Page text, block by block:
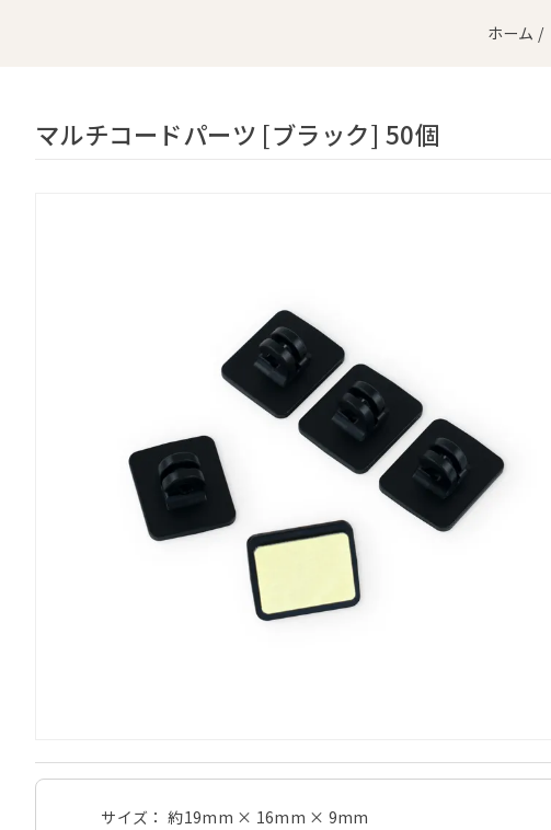
ホーム /
マルチコードパーツ [ブラック] 50個
サイズ 約19mm × 16mm × 9mm